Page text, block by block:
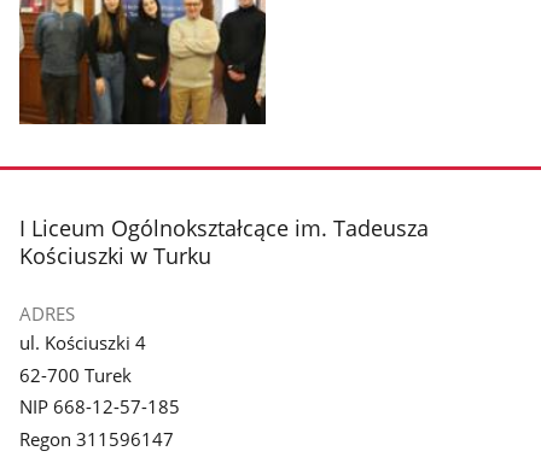
galerii.
stopka
I Liceum Ogólnokształcące im. Tadeusza
Kościuszki w Turku
ADRES
ul. Kościuszki 4
62-700 Turek
NIP 668-12-57-185
Regon 311596147